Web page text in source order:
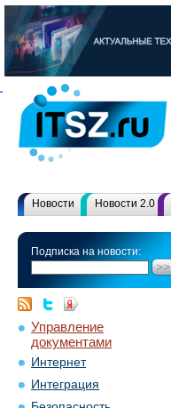
Новости Новости 2.0
Подписка на новости:
Управление
документами
Интернет
Интеграция